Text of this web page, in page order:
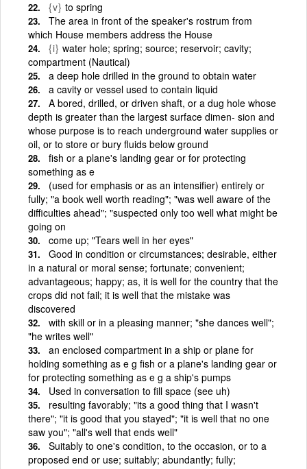
{v} to spring
The area in front of the speaker's rostrum from
which House members address the House
{i} water hole; spring; source; reservoir; cavity;
compartment (Nautical)
a deep hole drilled in the ground to obtain water
a cavity or vessel used to contain liquid
A bored, drilled, or driven shaft, or a dug hole whose
depth is greater than the largest surface dimen- sion and
whose purpose is to reach underground water supplies or
oil, or to store or bury fluids below ground
fish or a plane's landing gear or for protecting
something as e
(used for emphasis or as an intensifier) entirely or
fully; "a book well worth reading"; "was well aware of the
difficulties ahead"; "suspected only too well what might be
going on
come up; "Tears well in her eyes"
Good in condition or circumstances; desirable, either
in a natural or moral sense; fortunate; convenient;
advantageous; happy; as, it is well for the country that the
crops did not fail; it is well that the mistake was
discovered
with skill or in a pleasing manner; "she dances well";
"he writes well"
an enclosed compartment in a ship or plane for
holding something as e g fish or a plane's landing gear or
for protecting something as e g a ship's pumps
Used in conversation to fill space (see uh)
resulting favorably; "its a good thing that I wasn't
there"; "it is good that you stayed"; "it is well that no one
saw you"; "all's well that ends well"
Suitably to one's condition, to the occasion, or to a
proposed end or use; suitably; abundantly; fully;